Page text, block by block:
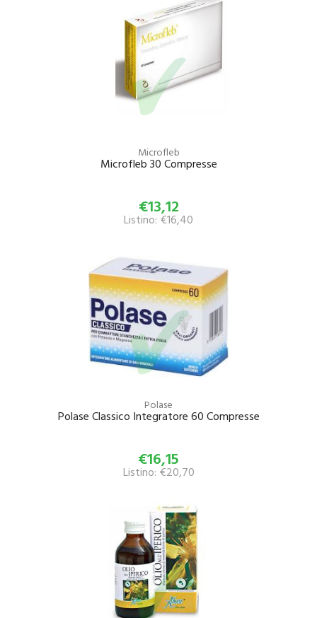
Microfleb
Microfleb 30 Compresse
€13,12
Listino: €16,40
Polase
Polase Classico Integratore 60 Compresse
€16,15
Listino: €20,70